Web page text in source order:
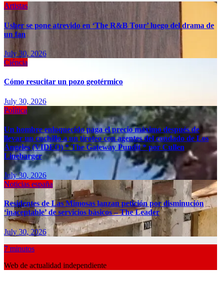
Artistas
Usher se pone atrevido en ‘The R&B Tour’ luego del drama de
un fan
July 30, 2026
Ciéncia
Cómo resucitar un pozo geotérmico
July 30, 2026
Política
Un hombre enloquecido paga el precio máximo después de
llevar un cuchillo a un tiroteo con agentes del condado de Los
Ángeles (VIDEO) * The Gateway Pundit * por Cullen
Linebarger
July 30, 2026
Noticias españa
Residentes de Las Mimosas lanzan petición por disminución
‘inaceptable’ de servicios básicos – The Leader
July 30, 2026
7 minutos
Web de actualidad independiente